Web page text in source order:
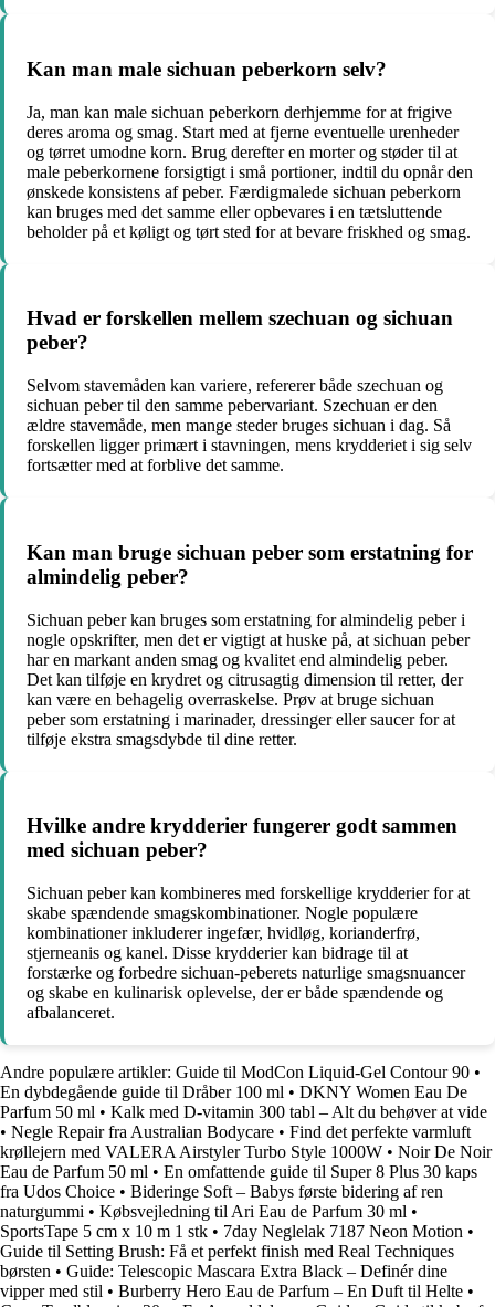
Kan man male sichuan peberkorn selv?
Ja, man kan male sichuan peberkorn derhjemme for at frigive
deres aroma og smag. Start med at fjerne eventuelle urenheder
og tørret umodne korn. Brug derefter en morter og støder til at
male peberkornene forsigtigt i små portioner, indtil du opnår den
ønskede konsistens af peber. Færdigmalede sichuan peberkorn
kan bruges med det samme eller opbevares i en tætsluttende
beholder på et køligt og tørt sted for at bevare friskhed og smag.
Hvad er forskellen mellem szechuan og sichuan
peber?
Selvom stavemåden kan variere, refererer både szechuan og
sichuan peber til den samme pebervariant. Szechuan er den
ældre stavemåde, men mange steder bruges sichuan i dag. Så
forskellen ligger primært i stavningen, mens krydderiet i sig selv
fortsætter med at forblive det samme.
Kan man bruge sichuan peber som erstatning for
almindelig peber?
Sichuan peber kan bruges som erstatning for almindelig peber i
nogle opskrifter, men det er vigtigt at huske på, at sichuan peber
har en markant anden smag og kvalitet end almindelig peber.
Det kan tilføje en krydret og citrusagtig dimension til retter, der
kan være en behagelig overraskelse. Prøv at bruge sichuan
peber som erstatning i marinader, dressinger eller saucer for at
tilføje ekstra smagsdybde til dine retter.
Hvilke andre krydderier fungerer godt sammen
med sichuan peber?
Sichuan peber kan kombineres med forskellige krydderier for at
skabe spændende smagskombinationer. Nogle populære
kombinationer inkluderer ingefær, hvidløg, korianderfrø,
stjerneanis og kanel. Disse krydderier kan bidrage til at
forstærke og forbedre sichuan-peberets naturlige smagsnuancer
og skabe en kulinarisk oplevelse, der er både spændende og
afbalanceret.
Andre populære artikler: Guide til ModCon Liquid-Gel Contour 90 •
En dybdegående guide til Dråber 100 ml • DKNY Women Eau De
Parfum 50 ml • Kalk med D-vitamin 300 tabl – Alt du behøver at vide
• Negle Repair fra Australian Bodycare • Find det perfekte varmluft
krøllejern med VALERA Airstyler Turbo Style 1000W • Noir De Noir
Eau de Parfum 50 ml • En omfattende guide til Super 8 Plus 30 kaps
fra Udos Choice • Bideringe Soft – Babys første bidering af ren
naturgummi • Købsvejledning til Ari Eau de Parfum 30 ml •
SportsTape 5 cm x 10 m 1 stk • 7day Neglelak 7187 Neon Motion •
Guide til Setting Brush: Få et perfekt finish med Real Techniques
børsten • Guide: Telescopic Mascara Extra Black – Definér dine
vipper med stil • Burberry Hero Eau de Parfum – En Duft til Helte •